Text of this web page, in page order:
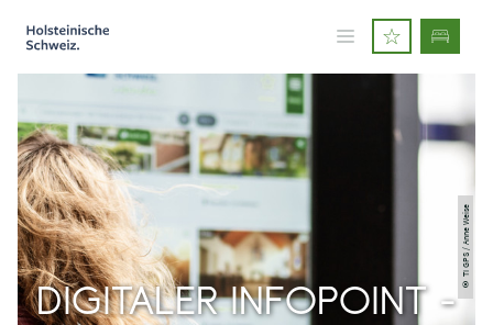
© TI GPS / Anne Weise
DIGITALER INFOPOINT -